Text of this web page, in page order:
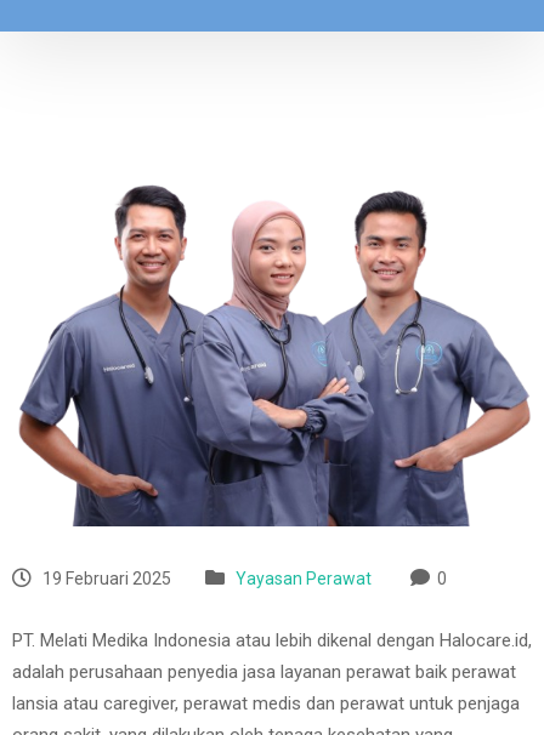
19 Februari 2025 Yayasan Perawat 0
PT. Melati Medika Indonesia atau lebih dikenal dengan Halocare.id,
adalah perusahaan penyedia jasa layanan perawat baik perawat
lansia atau caregiver, perawat medis dan perawat untuk penjaga